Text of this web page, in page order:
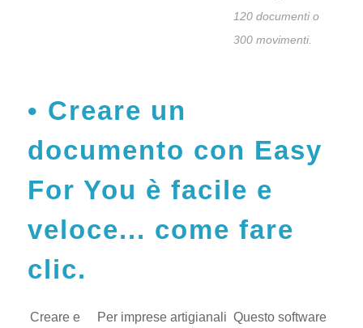
120 documenti o
300 movimenti.
Creare un
documento con Easy
For You è facile e
veloce... come fare
clic.
Creare e Per imprese artigianali Questo software